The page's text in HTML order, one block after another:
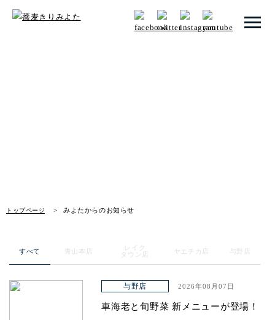
トップページ みよたからのお知らせ
お知らせ
アクセス
すべて 青山本店
レイク
タウン店
ヤエチカ店 与野店
与野店 2026年08月07日
車海老と旬野菜 新メニューが登場！